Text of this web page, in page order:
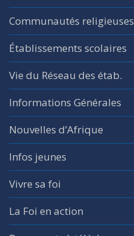
Communautés religieuses
Établissements scolaires
Vie du Réseau des étab.
Informations Générales
Nouvelles d’Afrique
Infos jeunes
Vivre sa foi
La Foi en action